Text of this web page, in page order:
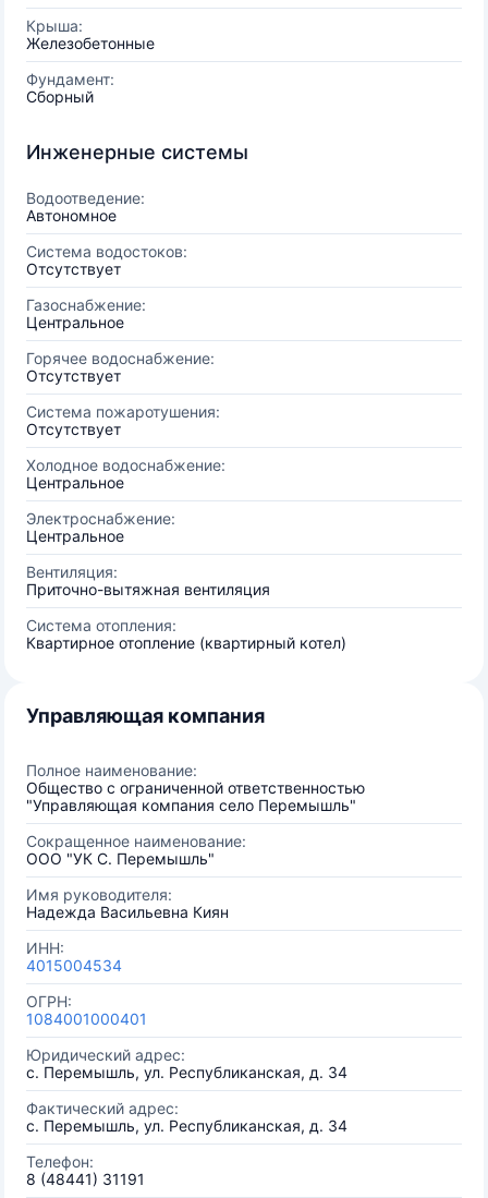
Крыша:
Железобетонные
Фундамент:
Сборный
Инженерные системы
Водоотведение:
Автономное
Система водостоков:
Отсутствует
Газоснабжение:
Центральное
Горячее водоснабжение:
Отсутствует
Система пожаротушения:
Отсутствует
Холодное водоснабжение:
Центральное
Электроснабжение:
Центральное
Вентиляция:
Приточно-вытяжная вентиляция
Система отопления:
Квартирное отопление (квартирный котел)
Управляющая компания
Полное наименование:
Общество с ограниченной ответственностью
"Управляющая компания село Перемышль"
Сокращенное наименование:
ООО "УК С. Перемышль"
Имя руководителя:
Надежда Васильевна Киян
ИНН:
4015004534
ОГРН:
1084001000401
Юридический адрес:
с. Перемышль, ул. Республиканская, д. 34
Фактический адрес:
с. Перемышль, ул. Республиканская, д. 34
Телефон:
8 (48441) 31191